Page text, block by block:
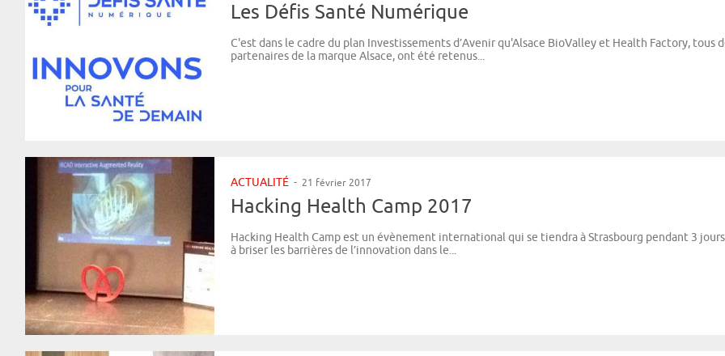
Les Défis Santé Numérique
C'est dans le cadre du plan Investissements d’Avenir qu'Alsace BioValley et Health Factory, tous
partenaires de la marque Alsace, ont été retenus...
ACTUALITÉ - 21 février 2017
Hacking Health Camp 2017
Hacking Health Camp est un évènement international qui se tiendra à Strasbourg pendant 3
à briser les barrières de l’innovation dans le...